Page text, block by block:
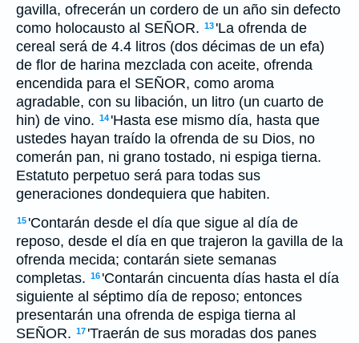
gavilla, ofrecerán un cordero de un año sin defecto
como holocausto al SEÑOR. 13 'La ofrenda de
cereal será de 4.4 litros (dos décimas de un efa)
de flor de harina mezclada con aceite, ofrenda
encendida para el SEÑOR, como aroma
agradable, con su libación, un litro (un cuarto de
hin) de vino. 14 'Hasta ese mismo día, hasta que
ustedes hayan traído la ofrenda de su Dios, no
comerán pan, ni grano tostado, ni espiga tierna.
Estatuto perpetuo será para todas sus
generaciones dondequiera que habiten.
15 'Contarán desde el día que sigue al día de
reposo, desde el día en que trajeron la gavilla de la
ofrenda mecida; contarán siete semanas
completas. 16 'Contarán cincuenta días hasta el día
siguiente al séptimo día de reposo; entonces
presentarán una ofrenda de espiga tierna al
SEÑOR. 17 'Traerán de sus moradas dos panes